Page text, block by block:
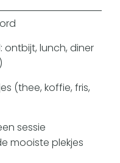
lunch, diner
(thee, koffie, fris,
sessie
mooiste plekjes